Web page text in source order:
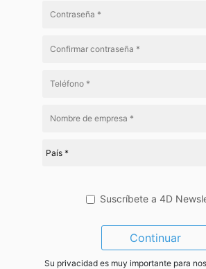
Suscríbete a 4D
Continuar
Su privacidad es muy importante para